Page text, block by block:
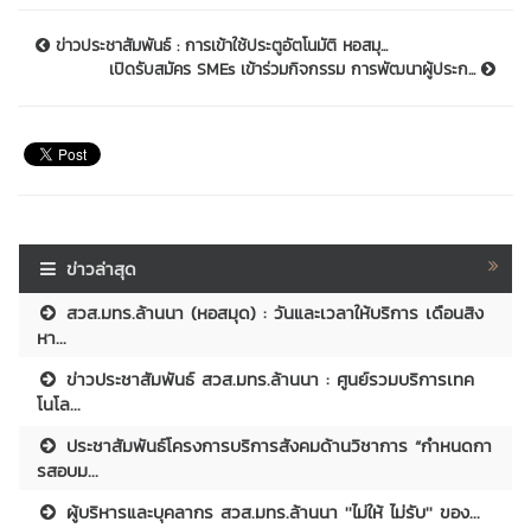
ข่าวประชาสัมพันธ์ : การเข้าใช้ประตูอัตโนมัติ หอสมุ...
เปิดรับสมัคร SMEs เข้าร่วมกิจกรรม การพัฒนาผู้ประก...
ข่าวล่าสุด
สวส.มทร.ล้านนา (หอสมุด) : วันและเวลาให้บริการ เดือนสิง
หา...
ข่าวประชาสัมพันธ์ สวส.มทร.ล้านนา : ศูนย์รวมบริการเทค
โนโล...
ประชาสัมพันธ์โครงการบริการสังคมด้านวิชาการ “กำหนดกา
รสอบม...
ผู้บริหารและบุคลากร สวส.มทร.ล้านนา ''ไม่ให้ ไม่รับ'' ของ...